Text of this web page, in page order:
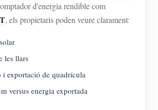
d'energia rendible com
, els propietaris poden veure clarament:
les llars
i exportació de quadrícula
versus energia exportada